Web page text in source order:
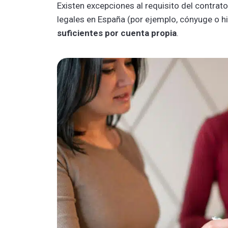
Existen excepciones al requisito del
legales en España (por ejemplo, cónyuge o
suficientes por cuenta propia.